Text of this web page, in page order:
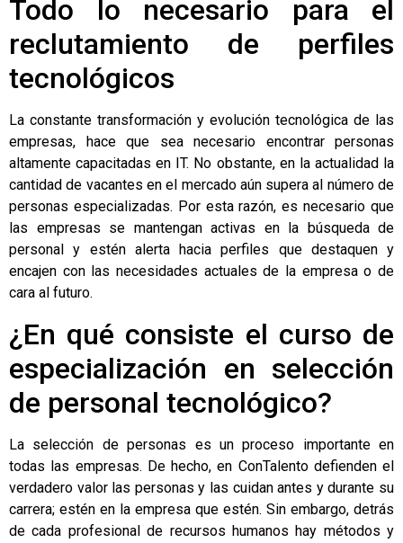
Todo lo necesario para el
reclutamiento de perfiles
tecnológicos
La constante transformación y evolución tecnológica de las
empresas, hace que sea necesario encontrar personas
altamente capacitadas en IT. No obstante, en la actualidad la
cantidad de vacantes en el mercado aún supera al número de
personas especializadas. Por esta razón, es necesario que
las empresas se mantengan activas en la búsqueda de
personal y estén alerta hacia perfiles que destaquen y
encajen con las necesidades actuales de la empresa o de
cara al futuro.
¿En qué consiste el curso de
especialización en selección
de personal tecnológico?
La selección de personas es un proceso importante en
todas las empresas. De hecho, en ConTalento defienden el
verdadero valor las personas y las cuidan antes y durante su
carrera; estén en la empresa que estén. Sin embargo, detrás
de cada profesional de recursos humanos hay métodos y